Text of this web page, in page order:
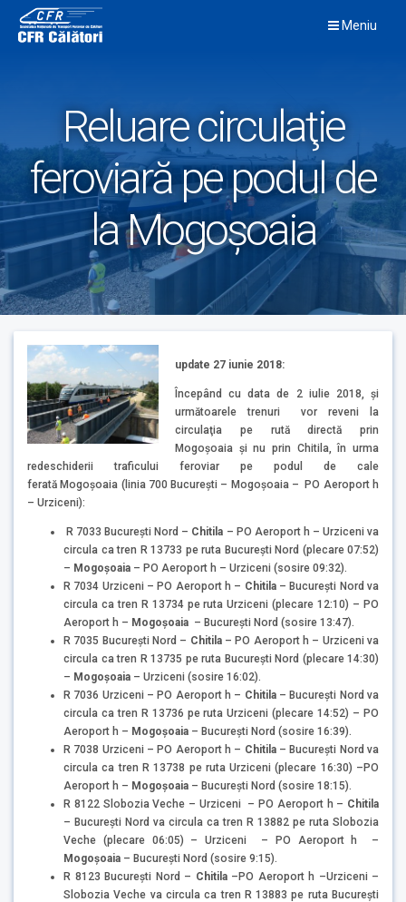
content
Meniu
Reluare circulaţie
feroviară pe podul de
la Mogoşoaia
update 27 iunie 2018:
Începând cu data de 2 iulie 2018, şi
următoarele trenuri vor reveni la
circulaţia pe rută directă prin
Mogoşoaia şi nu prin Chitila, în urma
redeschiderii traficului feroviar pe podul de cale
ferată Mogoşoaia (linia 700 Bucureşti – Mogoşoaia – PO Aeroport h
– Urziceni):
R 7033 Bucureşti Nord – Chitila – PO Aeroport h – Urziceni va
circula ca tren R 13733 pe ruta Bucureşti Nord (plecare 07:52)
– Mogoşoaia – PO Aeroport h – Urziceni (sosire 09:32).
R 7034 Urziceni – PO Aeroport h – Chitila– Bucureşti Nord va
circula ca tren R 13734 pe ruta Urziceni (plecare 12:10) – PO
Aeroport h – Mogoşoaia – Bucureşti Nord (sosire 13:47).
R 7035 Bucureşti Nord – Chitila – PO Aeroport h – Urziceni va
circula ca tren R 13735 pe ruta Bucureşti Nord (plecare 14:30)
– Mogoşoaia – Urziceni (sosire 16:02).
R 7036 Urziceni – PO Aeroport h – Chitila– Bucureşti Nord va
circula ca tren R 13736 pe ruta Urziceni (plecare 14:52) – PO
Aeroport h – Mogoşoaia – Bucureşti Nord (sosire 16:39).
R 7038 Urziceni – PO Aeroport h – Chitila – Bucureşti Nord va
circula ca tren R 13738 pe ruta Urziceni (plecare 16:30) –PO
Aeroport h – Mogoşoaia – Bucureşti Nord (sosire 18:15).
R 8122 Slobozia Veche – Urziceni – PO Aeroport h – Chitila
– Bucureşti Nord va circula ca tren R 13882 pe ruta Slobozia
Veche (plecare 06:05) – Urziceni – PO Aeroport h –
Mogoşoaia – Bucureşti Nord (sosire 9:15).
R 8123 Bucureşti Nord – Chitila–PO Aeroport h –Urziceni –
Slobozia Veche va circula ca tren R 13883 pe ruta Bucureşti